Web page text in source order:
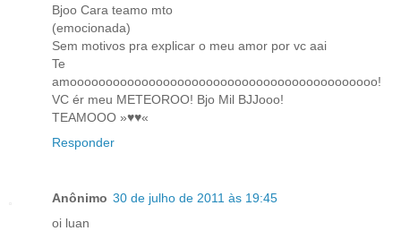
Bjoo Cara teamo mto
(emocionada)
Sem motivos pra explicar o meu amor por vc aai
Te
amooooooooooooooooooooooooooooooooooooooooooo!
VC ér meu METEOROO! Bjo Mil BJJooo!
TEAMOOO »♥♥«
Responder
Anônimo 30 de julho de 2011 às 19:45
oi luan